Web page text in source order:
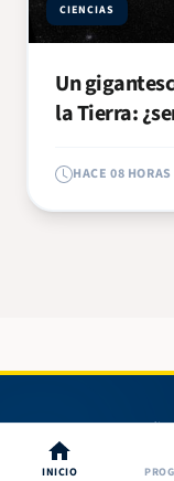
CIENCIAS
Un
la Tierra:
HACE 08 HORAS
INICIO
© 2026